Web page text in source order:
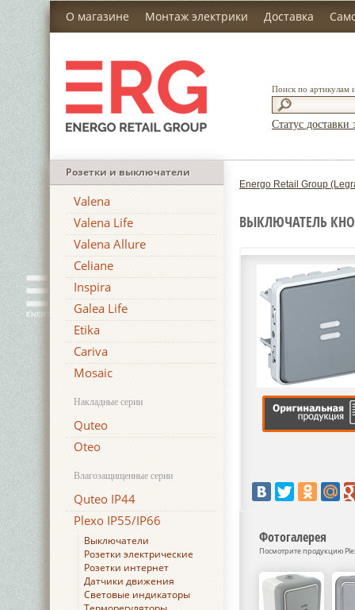
О магазине Монтаж электрики Доставка
Поиск по артикулам
Статус доставки
Розетки и выключатели
Valena
Valena Life
Valena Allure
Celiane
Inspira
Galea Life
Etika
Cariva
Mosaic
Накладные серии
Quteo
Oteo
Влагозащищенные серии
Quteo IP44
Plexo IP55/IP66
Выключатели
Розетки электрические
Розетки интернет
Датчики движения
Световые индикаторы
Energo Retail Group
ВЫКЛЮЧАТЕЛЬ
Фотогалерея
Посмотрите продукцию